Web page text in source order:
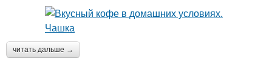
читать дальше →